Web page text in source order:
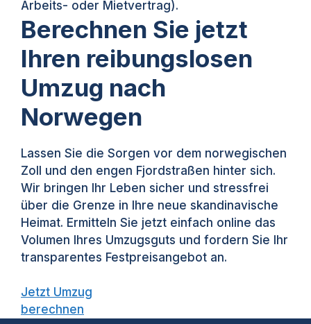
Arbeits- oder Mietvertrag).
Berechnen Sie jetzt
Ihren reibungslosen
Umzug nach
Norwegen
Lassen Sie die Sorgen vor dem norwegischen
Zoll und den engen Fjordstraßen hinter sich.
Wir bringen Ihr Leben sicher und stressfrei
über die Grenze in Ihre neue skandinavische
Heimat. Ermitteln Sie jetzt einfach online das
Volumen Ihres Umzugsguts und fordern Sie Ihr
transparentes Festpreisangebot an.
Jetzt Umzug
berechnen